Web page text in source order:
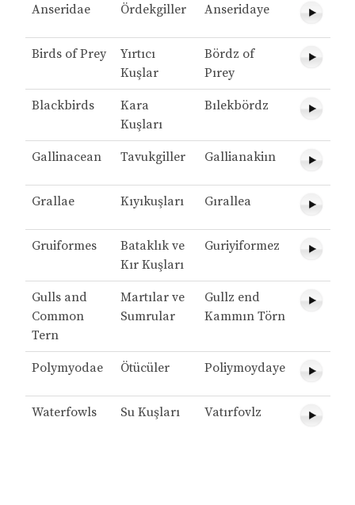
Anseridae Ördekgiller Anseridaye
Birds of Prey
Yırtıcı
Kuşlar
Bördz of
Pırey
Blackbirds
Kara
Kuşları
Bılekbördz
Gallinacean Tavukgiller Gallianakiın
Grallae Kıyıkuşları Gırallea
Gruiformes
Bataklık ve
Kır Kuşları
Guriyiformez
Gulls and
Common
Tern
Martılar ve
Sumrular
Gullz end
Kammın Törn
Polymyodae Ötücüler Poliymoydaye
Waterfowls Su Kuşları Vatırfovlz